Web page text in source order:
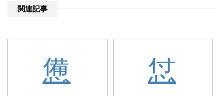
関連記事
憊 怤